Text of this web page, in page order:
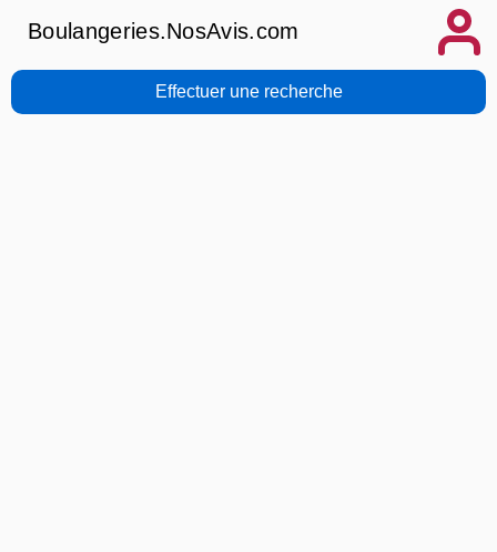
Boulangeries.NosAvis.com
Effectuer une recherche